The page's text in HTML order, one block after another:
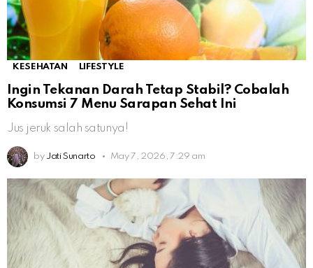
KESEHATAN LIFESTYLE
Ingin Tekanan Darah Tetap Stabil? Cobalah
Konsumsi 7 Menu Sarapan Sehat Ini
Jus jeruk salah satunya!
by Jati Sunarto May 7, 2026, 7:29 am